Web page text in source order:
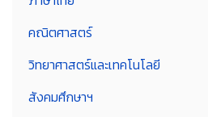
คณิตศาสตร์
วิทยาศาสตร์และเทคโนโลยี
สังคมศึกษาฯ